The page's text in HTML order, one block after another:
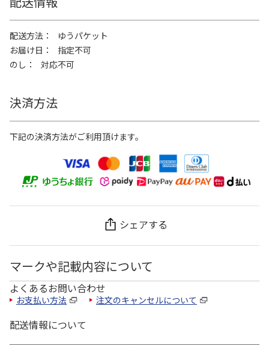
配送方法
ゆうパケット
お届け日
指定不可
のし
対応不可
決済方法
下記の決済方法がご利用頂けます。
シェアする
マークや記載内容について
よくあるお問い合わせ
お支払い方法 注文のキャンセルについて
配送情報について